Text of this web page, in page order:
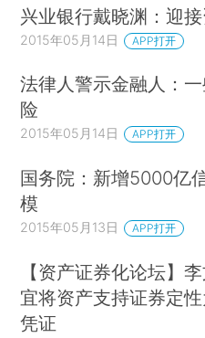
兴业银行戴晓渊：迎
2015年05月14日 APP打开
法律人警示金融人：
险
2015年05月14日 APP打开
国务院：新增5000亿
模
2015年05月13日 APP打开
【资产证券化论坛】
宜将资产支持证券定
凭证